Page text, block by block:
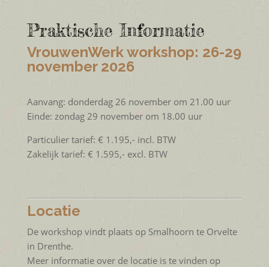
Praktische Informatie
VrouwenWerk workshop: 26-29
november 2026
Aanvang: donderdag 26 november om 21.00 uur
Einde: zondag 29 november om 18.00 uur
Particulier tarief: € 1.195,- incl. BTW
Zakelijk tarief: € 1.595,- excl. BTW
Locatie
De workshop vindt plaats op Smalhoorn te Orvelte
in Drenthe.
Meer informatie over de locatie is te vinden op